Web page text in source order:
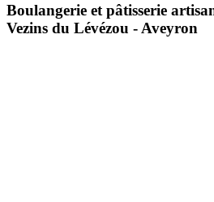
Boulangerie et pâtisserie
Vezins du Lévézou - Aveyron